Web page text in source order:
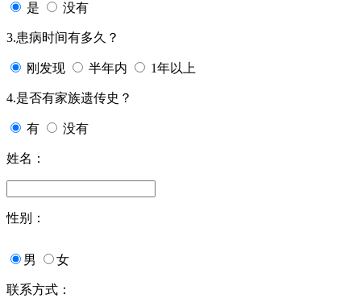
是 没有
3.患病时间有多久？
刚发现 半年内 1年以上
4.是否有家族遗传史？
有 没有
姓名：
性别：
男 女
联系方式：